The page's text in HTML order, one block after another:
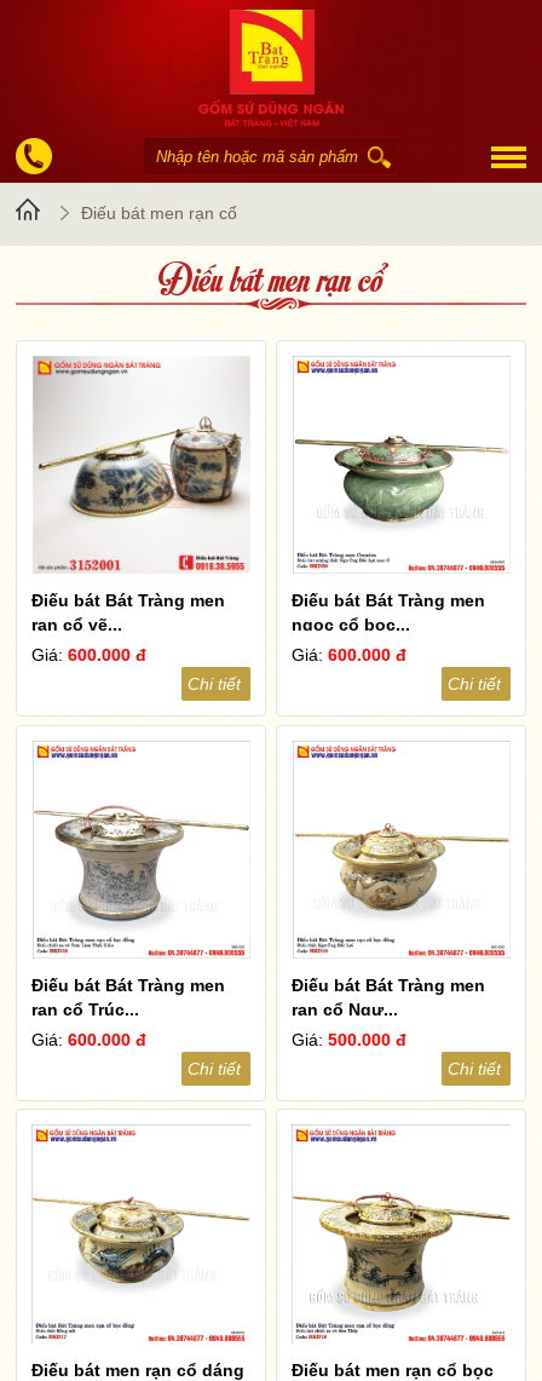
TrangĐiếu bát men rạn cổ
Điếu bát men rạn cổ
Điếu bát Bát Tràng men
rạn cổ vẽ...
Giá:600.000 đ
Chi tiết
Điếu bát Bát Tràng men
ngọc cổ bọc...
Giá:600.000 đ
Chi tiết
Điếu bát Bát Tràng men
rạn cổ Trúc...
Giá:600.000 đ
Chi tiết
Điếu bát Bát Tràng men
rạn cổ Ngư...
Giá:500.000 đ
Chi tiết
Điếu bát men rạn cổ dáng
Điếu bát men rạn cổ bọc